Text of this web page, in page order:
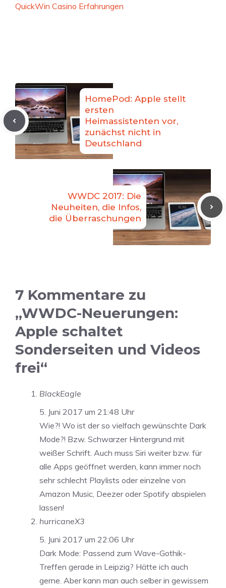
QuickWin Casino Erfahrungen
HomePod: Apple stellt
ersten
Heimassistenten vor,
zunächst nicht in
Deutschland
WWDC 2017: Die
Neuheiten, die Infos,
die Überraschungen
7 Kommentare zu
„WWDC-Neuerungen:
Apple schaltet
Sonderseiten und Videos
frei“
BlackEagle
5. Juni 2017 um 21:48 Uhr
Wie?! Wo ist der so vielfach gewünschte Dark
Mode?! Bzw. Schwarzer Hintergrund mit
weißer Schrift. Auch muss Siri weiter bzw. für
alle Apps geöffnet werden, kann immer noch
sehr schlecht Playlists oder einzelne von
Amazon Music, Deezer oder Spotify abspielen
lassen!
hurricaneX3
5. Juni 2017 um 22:06 Uhr
Dark Mode: Passend zum Wave-Gothik-
Treffen gerade in Leipzig? Hätte ich auch
gerne. Aber kann man auch selber in gewissem